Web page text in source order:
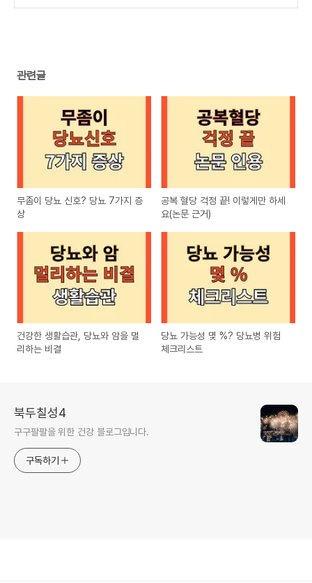
관련글
무좀이 당뇨 신호? 당뇨 7가지 증
상
공복 혈당 걱정 끝! 이렇게만 하세
요(논문 근거)
건강한 생활습관, 당뇨와 암을 멀
리하는 비결
당뇨 가능성 몇 %? 당뇨병 위험
체크리스트
북두칠성4
구구팔팔을 위한 건강 블로그입니다.
구독하기